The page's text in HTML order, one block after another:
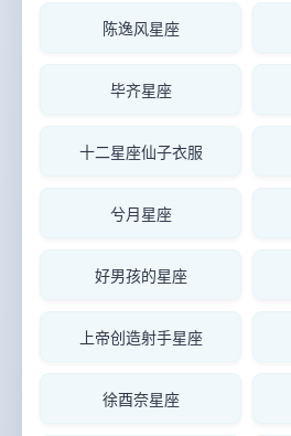
陈逸风星座
毕齐星座
十二星座仙子衣服
兮月星座
好男孩的星座
上帝创造射手星座
徐酉奈星座